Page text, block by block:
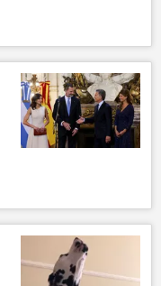
trama rusa